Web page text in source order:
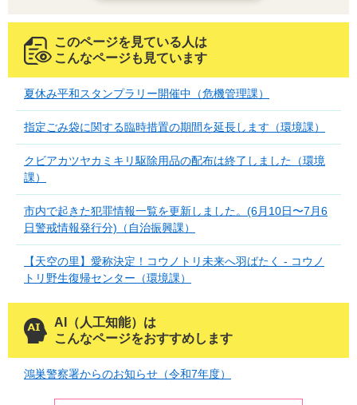
このページを見ている人は
こんなページも見ています
夏休み平和スタンプラリー開催中（危機管理課）
指定ごみ袋に関する臨時措置の期間を延長します（環境課）
クビアカツヤカミキリ駆除用品の配布は終了しました（環境
課）
市内で起きた犯罪情報一覧を更新しました。(6月10日〜7月6
日警戒情報発行分)（自治振興課）
【天空の里】愛称決定！コウノトリ未来へ羽ばたく - コウノ
トリ野生復帰センター（環境課）
AI（人工知能）は
こんなページをおすすめします
鴻巣警察署からのお知らせ（令和7年度）